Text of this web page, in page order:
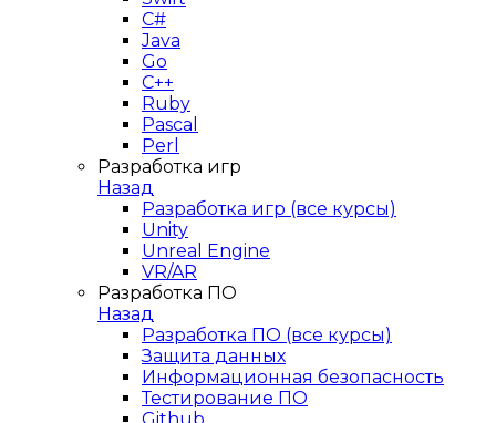
C#
Java
Go
C++
Ruby
Pascal
Perl
Разработка игр
Назад
Разработка игр (все курсы)
Unity
Unreal Engine
VR/AR
Разработка ПО
Назад
Разработка ПО (все курсы)
Защита данных
Информационная безопасность
Тестирование ПО